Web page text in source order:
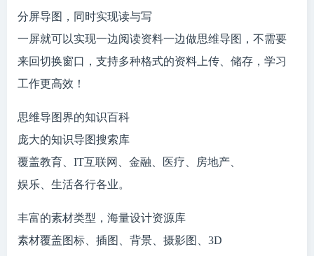
分屏导图，同时实现读与写
一屏就可以实现一边阅读资料一边做思维导图，不需要
来回切换窗口，支持多种格式的资料上传、储存，学习
工作更高效！
思维导图界的知识百科
庞大的知识导图搜索库
覆盖教育、IT互联网、金融、医疗、房地产、
娱乐、生活各行各业。
丰富的素材类型，海量设计资源库
素材覆盖图标、插图、背景、摄影图、3D